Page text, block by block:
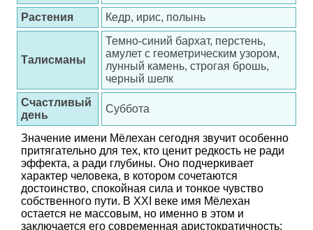
Растения
Кедр, ирис, полынь
Талисманы
Темно-синий бархат, перстень,
амулет с геометрическим узором,
лунный камень, строгая брошь,
черный шелк
Счастливый
день
Суббота
Значение имени Мёлехан сегодня звучит особенно
притягательно для тех, кто ценит редкость не ради
эффекта, а ради глубины. Оно подчеркивает
характер человека, в котором сочетаются
достоинство, спокойная сила и тонкое чувство
собственного пути. В XXI веке имя Мёлехан
остается не массовым, но именно в этом и
заключается его современная аристократичность: